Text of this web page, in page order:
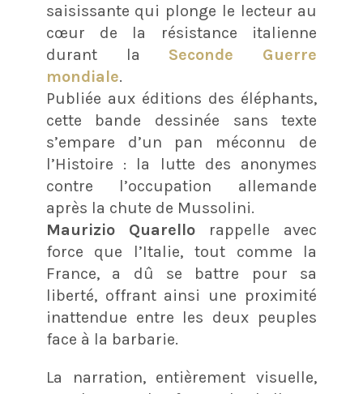
saisissante qui plonge le lecteur au
cœur de la résistance italienne
durant la Seconde Guerre
mondiale.
Publiée aux éditions des éléphants,
cette bande dessinée sans texte
s’empare d’un pan méconnu de
l’Histoire : la lutte des anonymes
contre l’occupation allemande
après la chute de Mussolini.
Maurizio Quarello
rappelle avec
force que l’Italie, tout comme la
France, a dû se battre pour sa
liberté, offrant ainsi une proximité
inattendue entre les deux peuples
face à la barbarie.
La narration, entièrement visuelle,